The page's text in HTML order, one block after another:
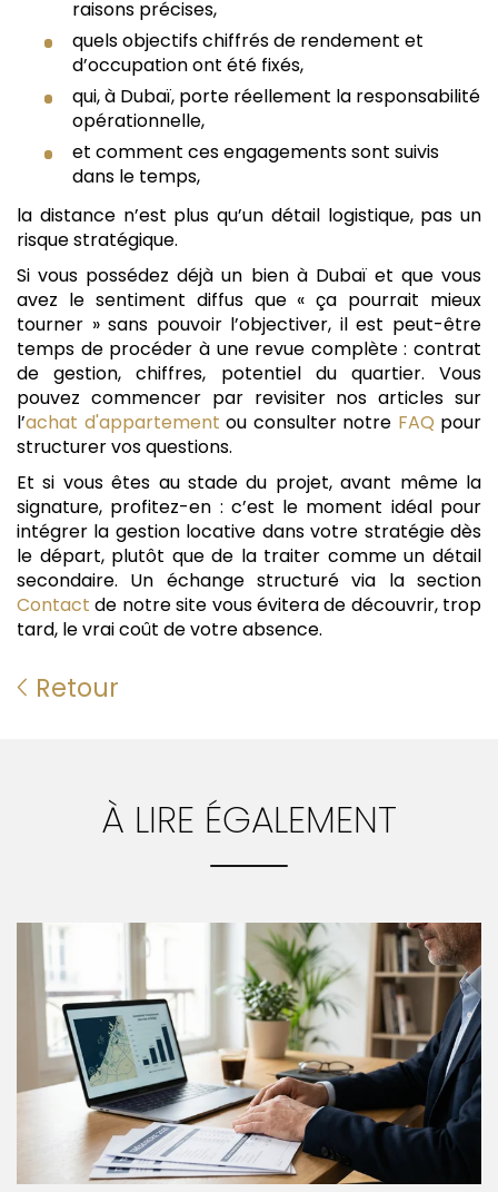
raisons précises,
quels objectifs chiffrés de rendement et
d’occupation ont été fixés,
qui, à Dubaï, porte réellement la responsabilité
opérationnelle,
et comment ces engagements sont suivis
dans le temps,
la distance n’est plus qu’un détail logistique, pas un
risque stratégique.
Si vous possédez déjà un bien à Dubaï et que vous
avez le sentiment diffus que « ça pourrait mieux
tourner » sans pouvoir l’objectiver, il est peut-être
temps de procéder à une revue complète : contrat
de gestion, chiffres, potentiel du quartier. Vous
pouvez commencer par revisiter nos articles sur
l’achat d'appartement ou consulter notre FAQ pour
structurer vos questions.
Et si vous êtes au stade du projet, avant même la
signature, profitez-en : c’est le moment idéal pour
intégrer la gestion locative dans votre stratégie dès
le départ, plutôt que de la traiter comme un détail
secondaire. Un échange structuré via la section
Contact de notre site vous évitera de découvrir, trop
tard, le vrai coût de votre absence.
Retour
À LIRE ÉGALEMENT